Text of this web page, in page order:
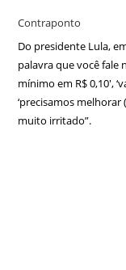
Contraponto
Do presidente Lula,
palavra que você fale
mínimo em R$ 0,10′,
‘precisamos melhorar
muito irritado”.